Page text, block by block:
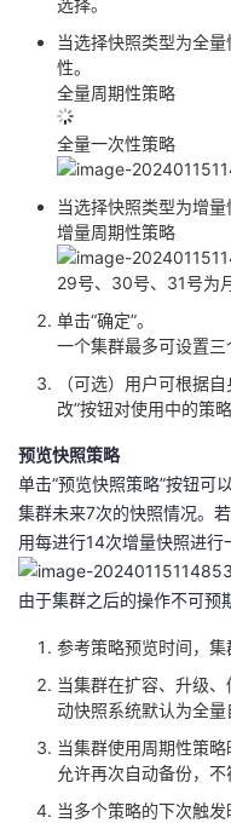
选择。
当选择快照类型为全
性。
全量周期性策略
全量一次性策略
当选择快照类型为增量
增量周期性策略
29号、30号、31号为
单击“确定”。
一个集群最多可设置三
（可选）用户可根据
改”按钮对使用中的策
预览快照策略
单击“预览快照策略”按钮可
集群未来7次的快照情况。
用每进行14次增量快照进行
由于集群之后的操作不可预
参考策略预览时间，集
当集群在扩容、升级
动快照系统默认为全量
当集群使用周期性策
允许再次自动备份，不
当多个策略的下次触